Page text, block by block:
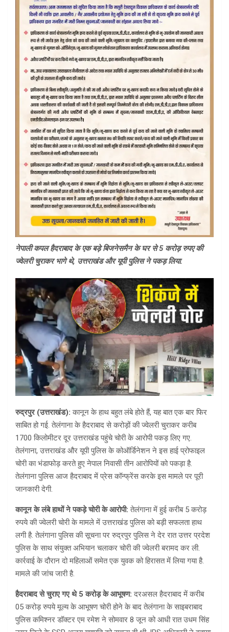
नेपाली कपल हैदराबाद के एक बड़े बिजनेसमैन के घर से 5 करोड़ रुपए की
ज्वेलरी चुराकर भागे थे, उत्तराखंड और यूपी पुलिस ने पकड़ लिया.
रुद्रपुर (उत्तराखंड):कानून के हाथ बहुत लंबे होते हैं, यह बात एक बार फिर
साबित हो गई. तेलंगाना के हैदराबाद से करोड़ों की ज्वेलरी चुराकर करीब
1700 किलोमीटर दूर उत्तराखंड पहुंचे चोरी के आरोपी पकड़ लिए गए.
तेलंगाना, उत्तराखंड और यूपी पुलिस के कोऑर्डिनेशन ने इस हाई प्रोफाइल
चोरी का भंडाफोड़ करते हुए नेपाल निवासी तीन आरोपियों को पकड़ा है.
तेलंगाना पुलिस आज हैदराबाद में प्रेस कॉन्फ्रेंस करके इस मामले पर पूरी
जानकारी देगी.
कानून के लंबे हाथों ने पकड़े चोरी के आरोपी:तेलंगाना में हुई करीब 5 करोड़
रुपये की ज्वेलरी चोरी के मामले में उत्तराखंड पुलिस को बड़ी सफलता हाथ
लगी है. तेलंगाना पुलिस की सूचना पर रुद्रपुर पुलिस ने देर रात उत्तर प्रदेश
पुलिस के साथ संयुक्त अभियान चलाकर चोरी की ज्वेलरी बरामद कर ली.
कार्रवाई के दौरान दो महिलाओं समेत एक युवक को हिरासत में लिया गया है.
मामले की जांच जारी है.
हैदराबाद से चुराए गए थे 5 करोड़ के आभूषण:दरअसल हैदराबाद में करीब
05 करोड़ रुपये मूल्य के आभूषण चोरी होने के बाद तेलंगाना के साइबराबाद
पुलिस कमिश्नर डॉक्टर एम रमेश ने सोमवार 8 जून को आधी रात उधम सिंह